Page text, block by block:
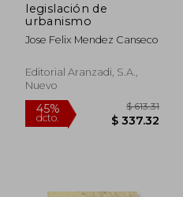
legislación de
urbanismo
Jose Felix Mendez Canseco
Editorial Aranzadi, S.a.,
Nuevo